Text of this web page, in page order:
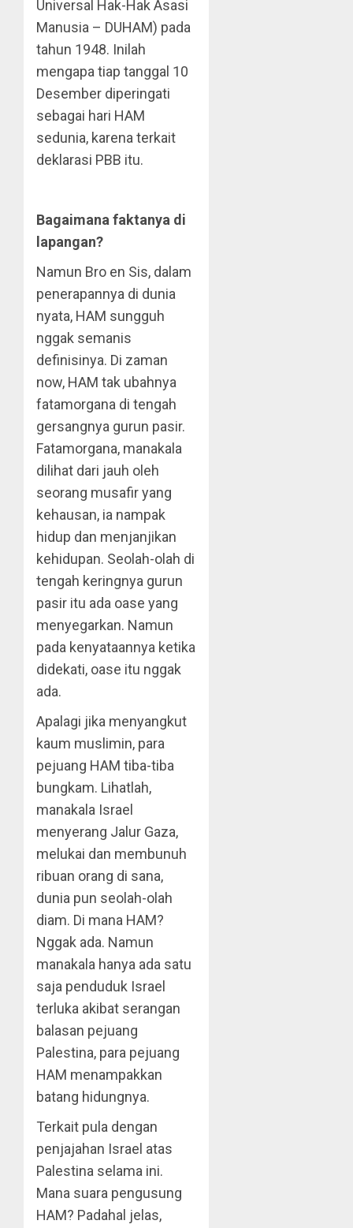
Universal Hak-Hak Asasi
Manusia – DUHAM) pada
tahun 1948. Inilah
mengapa tiap tanggal 10
Desember diperingati
sebagai hari HAM
sedunia, karena terkait
deklarasi PBB itu.
Bagaimana faktanya di
lapangan?
Namun Bro en Sis, dalam
penerapannya di dunia
nyata, HAM sungguh
nggak semanis
definisinya. Di zaman
now, HAM tak ubahnya
fatamorgana di tengah
gersangnya gurun pasir.
Fatamorgana, manakala
dilihat dari jauh oleh
seorang musafir yang
kehausan, ia nampak
hidup dan menjanjikan
kehidupan. Seolah-olah di
tengah keringnya gurun
pasir itu ada oase yang
menyegarkan. Namun
pada kenyataannya ketika
didekati, oase itu nggak
ada.
Apalagi jika menyangkut
kaum muslimin, para
pejuang HAM tiba-tiba
bungkam. Lihatlah,
manakala Israel
menyerang Jalur Gaza,
melukai dan membunuh
ribuan orang di sana,
dunia pun seolah-olah
diam. Di mana HAM?
Nggak ada. Namun
manakala hanya ada satu
saja penduduk Israel
terluka akibat serangan
balasan pejuang
Palestina, para pejuang
HAM menampakkan
batang hidungnya.
Terkait pula dengan
penjajahan Israel atas
Palestina selama ini.
Mana suara pengusung
HAM? Padahal jelas,